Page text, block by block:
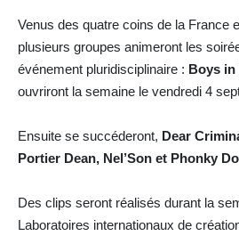
Venus des quatre coins de la France
plusieurs groupes animeront les
événement pluridisciplinaire : Boys in
ouvriront la semaine le vendredi 4
Ensuite se succéderont, Dear
Portier Dean, Nel’Son et Phonky
Des clips seront réalisés durant la
Laboratoires internationaux de